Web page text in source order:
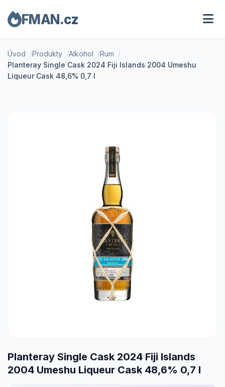
FMAN.cz
Úvod Produkty Alkohol
Rum
Planteray Single Cask 2024 Fiji Islands 2004 Umeshu
Liqueur Cask 48,6% 0,7 l
Planteray Single Cask 2024 Fiji Islands
2004 Umeshu Liqueur Cask 48,6% 0,7 l